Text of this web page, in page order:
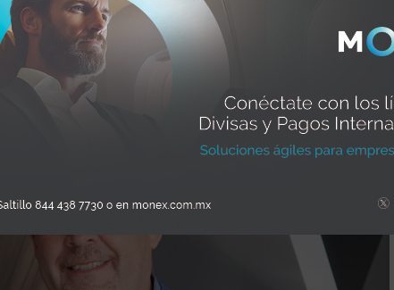
Lulu Cobos y Xavier Galindo